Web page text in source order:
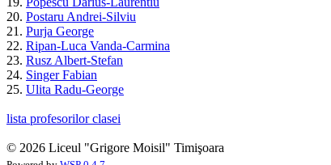
20. Postaru Andrei-Silviu
21. Purja George
22. Ripan-Luca Vanda-Carmina
23. Rusz Albert-Stefan
24. Singer Fabian
25. Ulita Radu-George
lista profesorilor clasei
© 2026 Liceul "Grigore Moisil" Timişoara